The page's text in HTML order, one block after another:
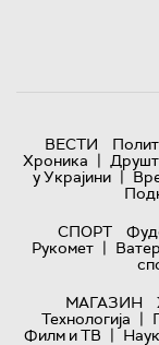
ВЕСТИ
Хроника |
у Украјини |
СПОРТ
Рукомет |
МАГАЗИН
Технологијa |
Филм и ТВ |